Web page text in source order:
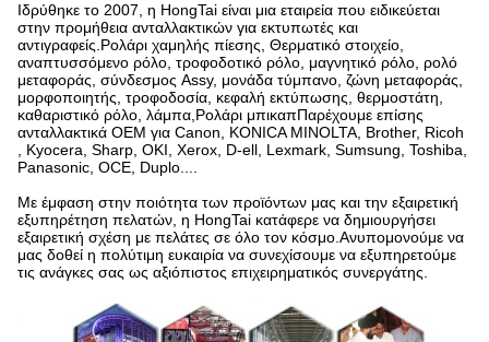
Ιδρύθηκε το 2007, η HongTai είναι μια εταιρεία που ειδικεύεται
στην προμήθεια ανταλλακτικών για εκτυπωτές και
αντιγραφείς.Ρολάρι χαμηλής πίεσης, Θερματικό στοιχείο,
αναπτυσσόμενο ρόλο, τροφοδοτικό ρόλο, μαγνητικό ρόλο, ρολό
μεταφοράς, σύνδεσμος Assy, μονάδα τύμπανο, ζώνη μεταφοράς,
μορφοποιητής, τροφοδοσία, κεφαλή εκτύπωσης, θερμοστάτη,
καθαριστικό ρόλο, λάμπα,Ρολάρι μπικαπΠαρέχουμε επίσης
ανταλλακτικά OEM για Canon, KONICA MINOLTA, Brother, Ricoh
, Kyocera, Sharp, OKI, Xerox, D-ell, Lexmark, Sumsung, Toshiba,
Panasonic, OCE, Duplo....
Με έμφαση στην ποιότητα των προϊόντων μας και την εξαιρετική
εξυπηρέτηση πελατών, η HongTai κατάφερε να δημιουργήσει
εξαιρετική σχέση με πελάτες σε όλο τον κόσμο.Ανυπομονούμε να
μας δοθεί η πολύτιμη ευκαιρία να συνεχίσουμε να εξυπηρετούμε
τις ανάγκες σας ως αξιόπιστος επιχειρηματικός συνεργάτης.